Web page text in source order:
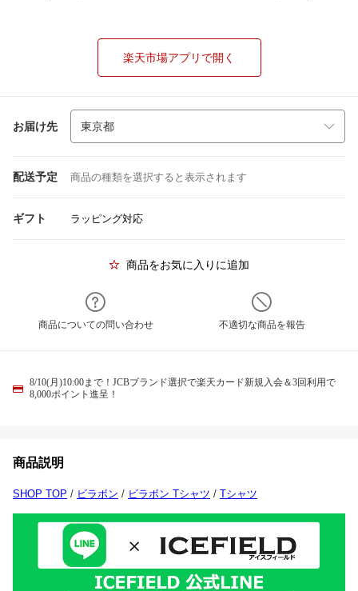
楽天市場アプリで開く
お届け先
配送予定 商品の種類を選択すると表示されます
ギフト ラッピング対応
商品をお気に入りに追加
商品についての問い合わせ 不適切な商品を報告
8/10(月)10:00まで！JCBブランド選択で楽天カード新規入会＆3回利用で
8,000ポイント進呈！
商品説明
SHOP TOP / ビラボン / ビラボン Tシャツ / Tシャツ